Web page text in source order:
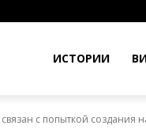
ИСТОРИИ
с попыткой создания